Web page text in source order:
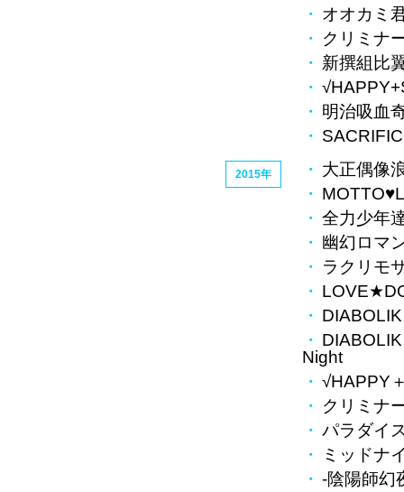
オオカミ
クリミナ
新撰組比
明治吸血
2015年
大正偶像
全力少年
幽幻ロマ
ラクリモ
Night
√HAPPY
クリミナ
パラダイ
ミッドナ
-陰陽師幻